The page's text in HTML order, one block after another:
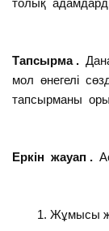
толық
Тапсырма .
мол өнегелі
тапсырманы
Еркін жауап .
Жұмысы